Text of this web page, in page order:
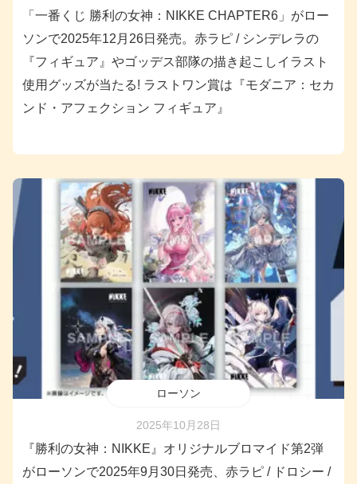
「一番くじ 勝利の女神：NIKKE CHAPTER6」がロー
ソンで2025年12月26日発売。赤ラピ / シンデレラの
『フィギュア』やゴッデス部隊の描き起こしイラスト
使用グッズが当たる! ラストワン賞は『モダニア：セカ
ンド・アフェクション フィギュア』
ローソン
2025年10月28日
『勝利の女神：NIKKE』オリジナルブロマイド第2弾
がローソンで2025年9月30日発売、赤ラピ / ドロシー /